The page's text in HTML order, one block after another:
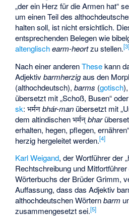
„der ein Herz für die Armen hat“
um einen Teil des
halten soll, ist nicht ersichtlich.
entsprechenden Belegen wie
altenglisch earm-heortzu stellen.[3]
Nach einer anderenThesekann
Adjektivbarmherzigaus den
(althochdeutsch),barms (gotisch
übersetzt mit „Schoß, Busen“
sk: भर्मनbhár-man übersetzt mit
dem altindischen भर्मन्bhar
erhalten, hegen, pflegen,
herzig hergeleitet werden.[4]
Karl Weigand, der Wortführer der
Rechtschreibung und
Wörterbuchs der Brüder Grimm,
Auffassung, dass das Adjektiv
althochdeutschen Wörternbarm
zusammengesetzt sei.[5]